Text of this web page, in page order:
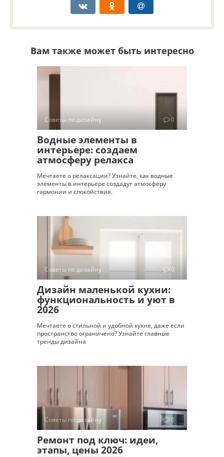
Вам также может быть интересно
Советы по дизайну 0
Водные элементы в
интерьере: создаем
атмосферу релакса
Мечтаете о релаксации? Узнайте, как водные
элементы в интерьере создадут атмосферу
гармонии и спокойствия.
Советы по дизайну 0
Дизайн маленькой кухни:
функциональность и уют в
2026
Мечтаете о стильной и удобной кухне, даже если
пространство ограничено? Узнайте главные
тренды дизайна
Советы по дизайну 0
Ремонт под ключ: идеи,
этапы, цены 2026